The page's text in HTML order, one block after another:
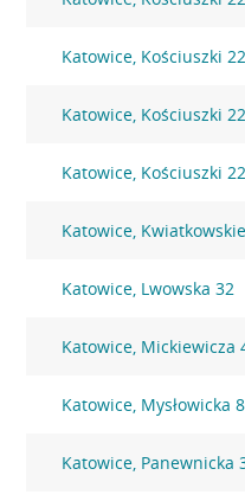
Katowice, Kościuszki
Katowice, Kościuszki
Katowice, Kościuszki
Katowice,
Katowice, Lwowska 32
Katowice, Mickiewicza
Katowice, Mysłowicka
Katowice, Panewnicka